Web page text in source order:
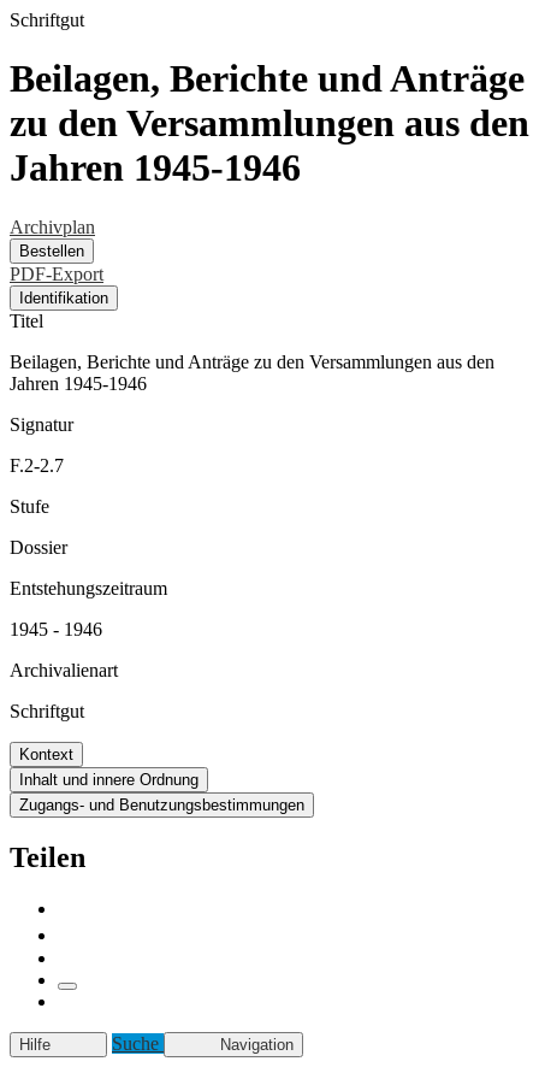
Schriftgut
Beilagen, Berichte und Anträge
zu den Versammlungen aus den
Jahren 1945-1946
Archivplan
Bestellen
PDF-Export
Identifikation
Titel
Beilagen, Berichte und Anträge zu den Versammlungen aus den
Jahren 1945-1946
Signatur
F.2-2.7
Stufe
Dossier
Entstehungszeitraum
1945 - 1946
Archivalienart
Schriftgut
Kontext
Inhalt und innere Ordnung
Zugangs- und Benutzungsbestimmungen
Teilen
Hilfe Suche Navigation